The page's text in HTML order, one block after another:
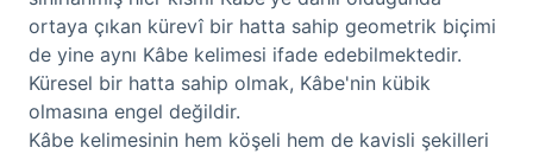
ortaya çıkan kürevî bir hatta sahip geometrik biçimi
de yine aynı Kâbe kelimesi ifade edebilmektedir.
Küresel bir hatta sahip olmak, Kâbe'nin kübik
olmasına engel değildir.
Kâbe kelimesinin hem köşeli hem de kavisli şekilleri